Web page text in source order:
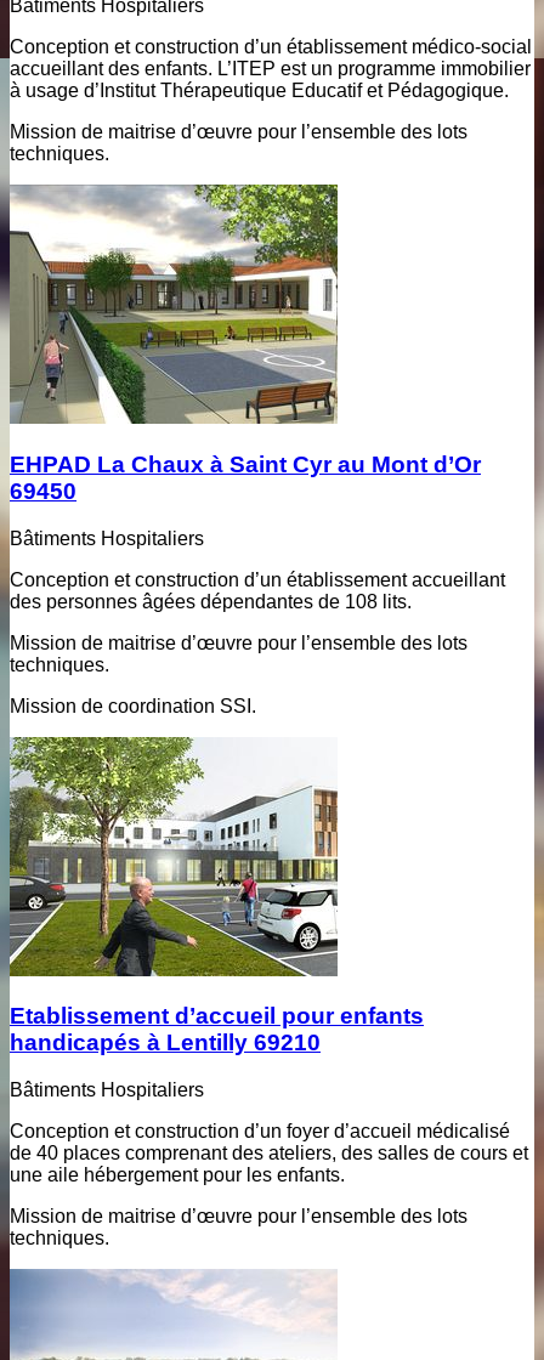
Bâtiments Hospitaliers
Conception et construction d’un établissement médico-social
accueillant des enfants. L’ITEP est un programme immobilier
à usage d’Institut Thérapeutique Educatif et Pédagogique.
Mission de maitrise d’œuvre pour l’ensemble des lots
techniques.
EHPAD La Chaux à Saint Cyr au Mont d’Or
69450
Bâtiments Hospitaliers
Conception et construction d’un établissement accueillant
des personnes âgées dépendantes de 108 lits.
Mission de maitrise d’œuvre pour l’ensemble des lots
techniques.
Mission de coordination SSI.
Etablissement d’accueil pour enfants
handicapés à Lentilly 69210
Bâtiments Hospitaliers
Conception et construction d’un foyer d’accueil médicalisé
de 40 places comprenant des ateliers, des salles de cours et
une aile hébergement pour les enfants.
Mission de maitrise d’œuvre pour l’ensemble des lots
techniques.